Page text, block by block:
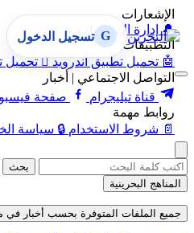
الإشعارات
🔔 إدارة الإشعارات
التطبيقات
🤖 تحميل تطبيق أندرويد  تحميل
التواصل الاجتماعي | أخبار
قناة تيليجرام
صفحة
روابط مهمة
📄 شروط الاستخدام 🔒 سياسة
G تسجيل الدخول
بحث
المناهج البحرينية
جميع الملفات المتوفرة بحسب أخبار في